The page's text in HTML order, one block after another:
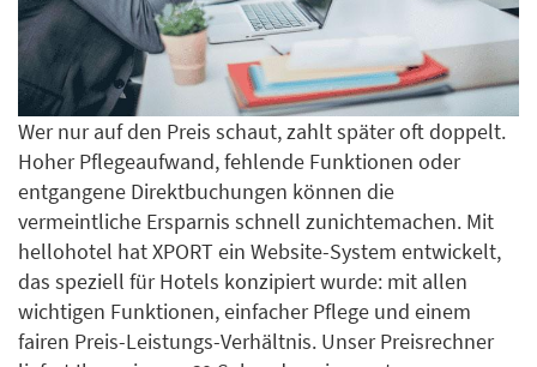
Wer nur auf den Preis schaut, zahlt später oft doppelt.
Hoher Pflegeaufwand, fehlende Funktionen oder
entgangene Direktbuchungen können die
vermeintliche Ersparnis schnell zunichtemachen. Mit
hellohotel hat XPORT ein Website-System entwickelt,
das speziell für Hotels konzipiert wurde: mit allen
wichtigen Funktionen, einfacher Pflege und einem
fairen Preis-Leistungs-Verhältnis. Unser Preisrechner